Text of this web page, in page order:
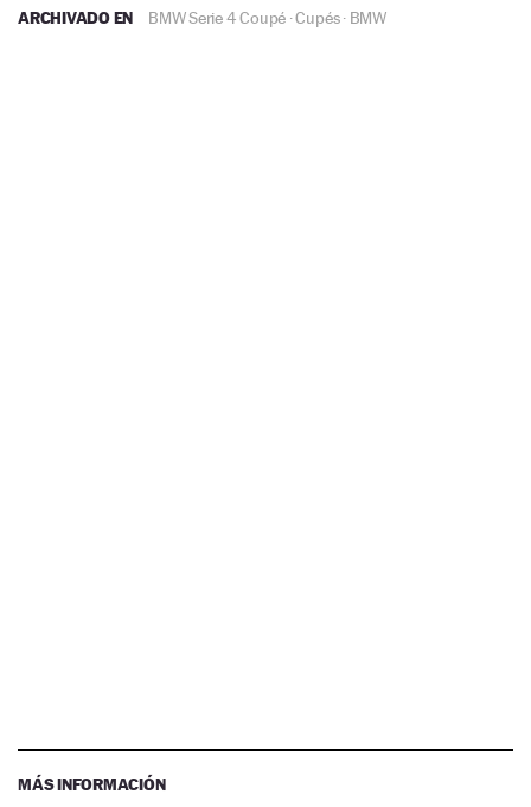
ARCHIVADO EN BMW Serie 4 Coupé ·Cupés· BMW
MÁS INFORMACIÓN